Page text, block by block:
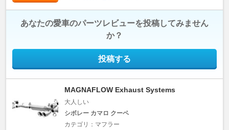
あなたの愛車のパーツレビューを投稿してみません
か？
投稿する
MAGNAFLOW Exhaust Systems
大人しい
シボレー カマロ クーペ
カテゴリ：マフラー